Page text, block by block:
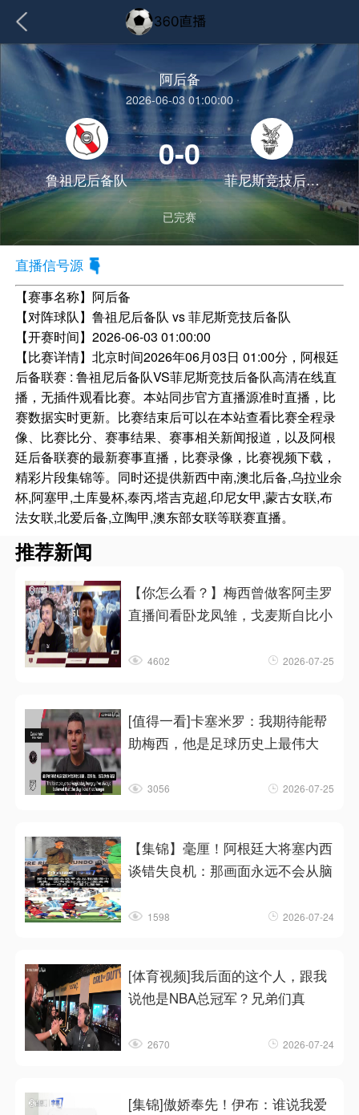
阿后备
2026-06-03 01:00:00
鲁祖尼后备队
0-0
菲尼斯竞技后备队
已完赛
直播信号源
【赛事名称】 阿后备
【对阵球队】鲁祖尼后备队 vs 菲尼斯竞技后备队
【开赛时间】2026-06-03 01:00:00
【比赛详情】北京时间2026年06月03日 01:00分，阿根廷
后备联赛 : 鲁祖尼后备队VS菲尼斯竞技后备队高清在线直
播，无插件观看比赛。本站同步官方直播源准时直播，比
赛数据实时更新。比赛结束后可以在本站查看比赛全程录
像、比赛比分、赛事结果、赛事相关新闻报道，以及阿根
廷后备联赛的最新赛事直播，比赛录像，比赛视频下载，
精彩片段集锦等。同时还提供新西中南,澳北后备,乌拉业余
杯,阿塞甲,土库曼杯,泰丙,塔吉克超,印尼女甲,蒙古女联,布
法女联,北爱后备,立陶甲,澳东部女联等联赛直播。
推荐新闻
【你怎么看？】梅西曾做客阿圭罗
直播间看卧龙凤雏，戈麦斯自比小
4602 2026-07-25
[值得一看]卡塞米罗：我期待能帮
助梅西，他是足球历史上最伟大
3056 2026-07-25
【集锦】毫厘！阿根廷大将塞内西
谈错失良机：那画面永远不会从脑
1598 2026-07-24
[体育视频]我后面的这个人，跟我
说他是NBA总冠军？兄弟们真
2670 2026-07-24
[集锦]傲娇奉先！伊布：谁说我爱